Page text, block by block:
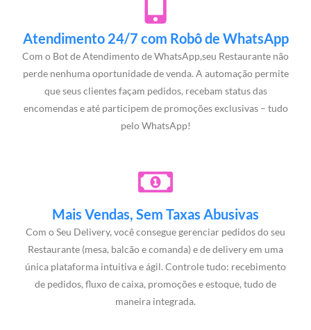
Atendimento 24/7 com Robô de WhatsApp
Com o Bot de Atendimento de WhatsApp,seu Restaurante não
perde nenhuma oportunidade de venda. A automação permite
que seus clientes façam pedidos, recebam status das
encomendas e até participem de promoções exclusivas – tudo
pelo WhatsApp!
Mais Vendas, Sem Taxas Abusivas
Com o Seu Delivery, você consegue gerenciar pedidos do seu
Restaurante (mesa, balcão e comanda) e de delivery em uma
única plataforma intuitiva e ágil. Controle tudo: recebimento
de pedidos, fluxo de caixa, promoções e estoque, tudo de
maneira integrada.